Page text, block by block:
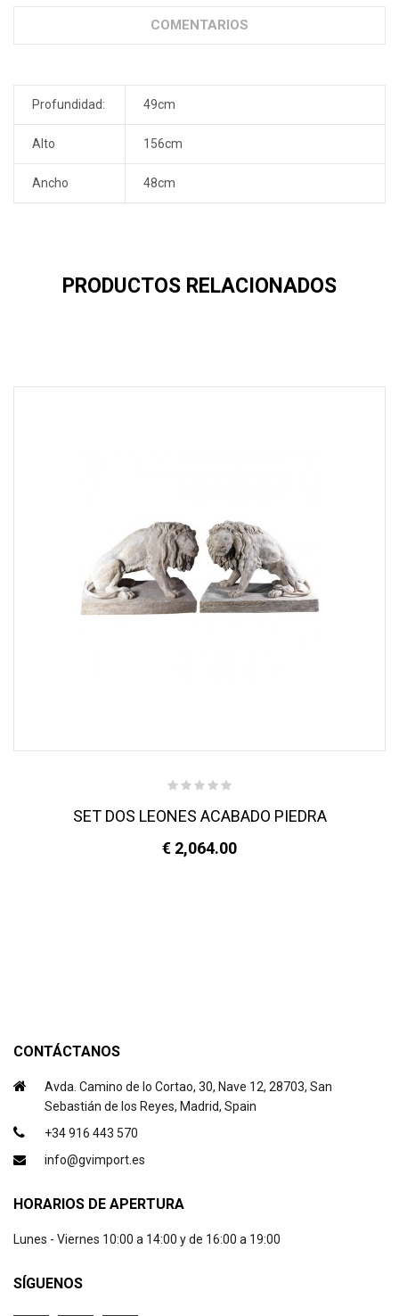
COMENTARIOS
Profundidad: 49cm
Alto 156cm
Ancho 48cm
PRODUCTOS RELACIONADOS
SET DOS LEONES ACABADO PIEDRA
€ 2,064.00
CONTÁCTANOS
Avda. Camino de lo Cortao, 30, Nave 12, 28703, San
Sebastián de los Reyes, Madrid, Spain
+34 916 443 570
info@gvimport.es
HORARIOS DE APERTURA
Lunes - Viernes 10:00 a 14:00 y de 16:00 a 19:00
SÍGUENOS